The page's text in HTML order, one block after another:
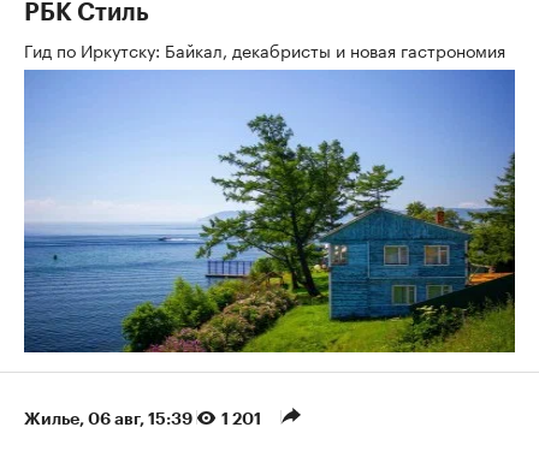
РБК Стиль
Гид по Иркутску: Байкал, декабристы и новая гастрономия
Жилье 06 авг, 15:39 1 201